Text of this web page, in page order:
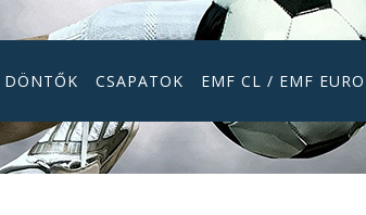
DÖNTŐK CSAPATOK EMF CL / EMF